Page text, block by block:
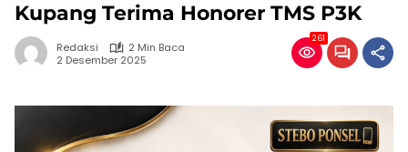
Kupang Terima Honorer TMS P3K
Redaksi
2 Min Baca
2 Desember 2025
261